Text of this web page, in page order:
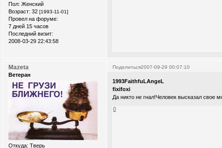
Пол: Женский
Возраст: 32 [1993-11-01]
Провел на форуме:
7 дней 15 часов
Последний визит:
2008-03-29 22:43:58
Поделиться2007-09-29 00:07:10
Mazeta
Ветеран
Откуда: Тверь
1993FaithfuLAngeL
fixifoxi
Да никто не гнал!Человек высказал свое
0